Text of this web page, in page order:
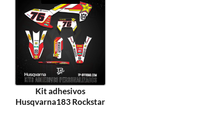
Kit adhesivos
Husqvarna183 Rockstar